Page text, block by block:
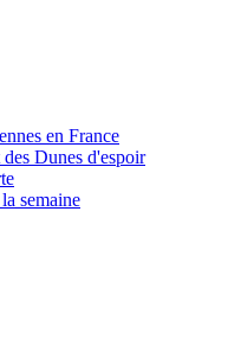
en France
Dunes d'espoir
semaine